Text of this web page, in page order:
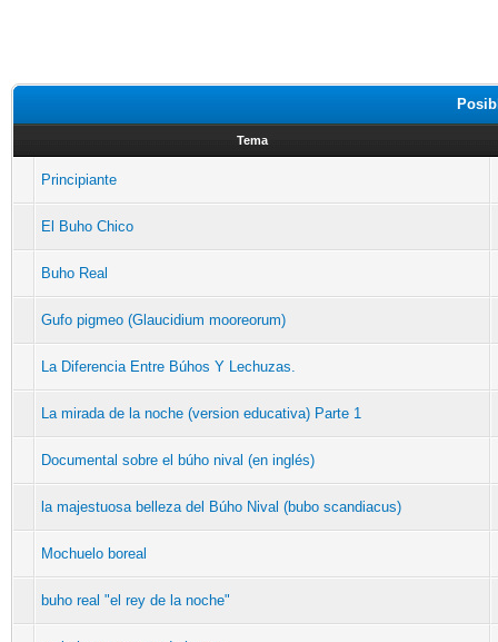
Tema
Principiante
El Buho Chico
Buho Real
Gufo pigmeo (Glaucidium mooreorum)
La Diferencia Entre Búhos Y Lechuzas.
La mirada de la noche (version educativa) Parte 1
Documental sobre el búho nival (en inglés)
la majestuosa belleza del Búho Nival (bubo scandiacus)
Mochuelo boreal
buho real "el rey de la noche"